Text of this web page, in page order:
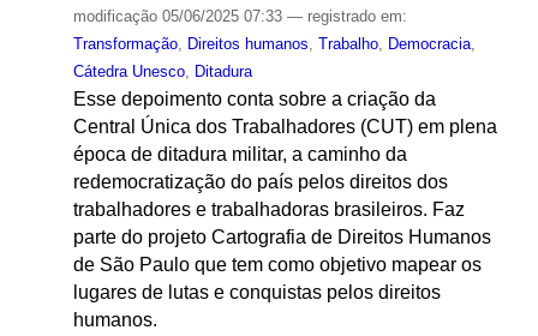
modificação05/06/2025 07:33 — registrado em:
Transformação, Direitos humanos, Trabalho, Democracia,
Cátedra Unesco, Ditadura
Esse depoimento conta sobre a criação da
Central Única dos Trabalhadores (CUT) em plena
época de ditadura militar, a caminho da
redemocratização do país pelos direitos dos
trabalhadores e trabalhadoras brasileiros. Faz
parte do projeto Cartografia de Direitos Humanos
de São Paulo que tem como objetivo mapear os
lugares de lutas e conquistas pelos direitos
humanos.